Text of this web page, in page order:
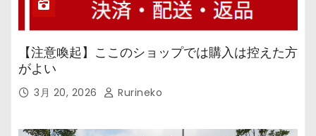
【注意喚起】ここのショップでは購入は控えた方
がよい
3月 20, 2026 Rurineko